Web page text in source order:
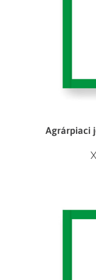
Agrárpiaci